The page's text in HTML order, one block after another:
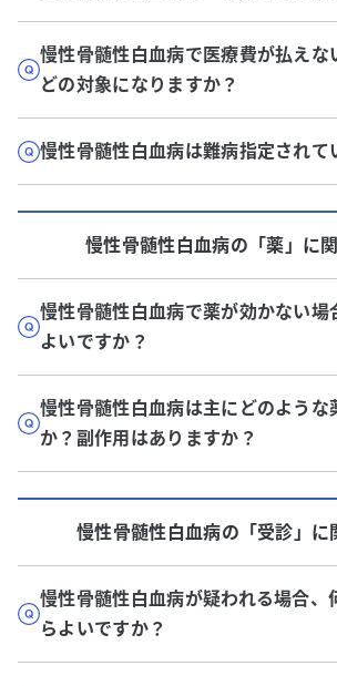
慢性骨髄性白血病で医療費が払えな
どの対象になりますか？
慢性骨髄性白血病は難病指定されて
慢性骨髄性白血病の「薬 」に
慢性骨髄性白血病で薬が効かない場
よいですか？
慢性骨髄性白血病は主にどのような
か？副作用はありますか？
慢性骨髄性白血病の「受診 」に
慢性骨髄性白血病が疑われる場合、
らよいですか？